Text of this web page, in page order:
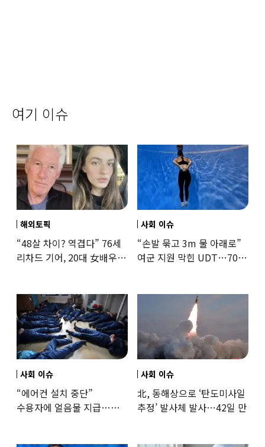
여기 이슈
해외토픽
“48살 차이? 역겹다” 76세
리차드 기어, 20대 女배우와
사회 이슈
“손발 묶고 3m 물 아래로”
여군 지원 막힌 UDT…707
사회 이슈
“에어컨 설치 중단”
수용자에 얼음물 지급…
사회 이슈
北, 동해상으로 ‘탄도미사일
추정’ 발사체 발사…42일 만